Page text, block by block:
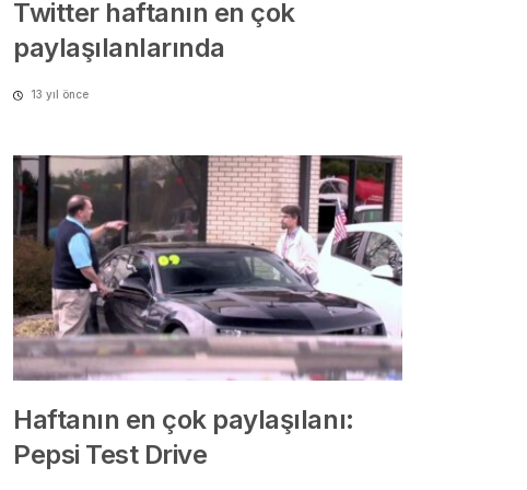
Twitter haftanın en çok
paylaşılanlarında
13 yıl önce
Haftanın en çok paylaşılanı:
Pepsi Test Drive